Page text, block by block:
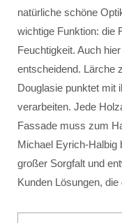
natürliche schöne
wichtige Funktion: die
Feuchtigkeit. Auch
entscheidend. Lärche
Douglasie punktet mit
verarbeiten. Jede
Fassade muss zum
Michael Eyrich-Halbig
großer Sorgfalt und
Kunden Lösungen,